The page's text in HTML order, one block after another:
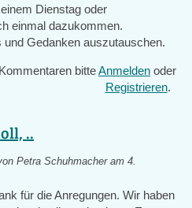
Dienstag oder
einmal dazukommen.
Gedanken auszutauschen.
bitteAnmelden oder
Registrieren.
..
Petra Schuhmacheram 4.
für die Anregungen. Wir haben